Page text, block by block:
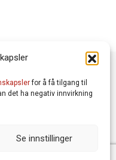
for å få tilgang til
det ha negativ innvirkning
Se innstillinger
(Cookies)